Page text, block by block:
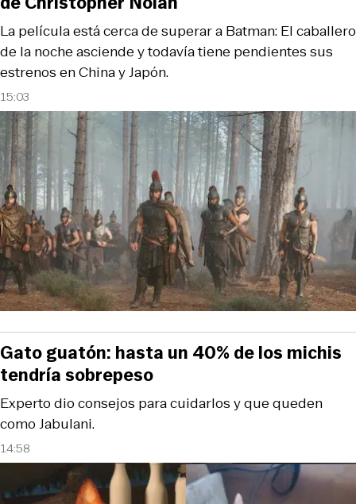
15:03
La película está cerca de superar a Batman: El caballero
de la noche asciende y todavía tiene pendientes sus
estrenos en China y Japón.
14:58
Experto dio consejos para cuidarlos y que queden
como Jabulani.
Gato guatón: hasta un 40% de los michis
tendría sobrepeso